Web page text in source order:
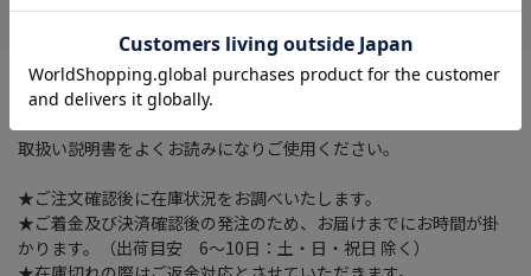
スポーツ測定、睡眠、ストレス計測など各種健康モニタリングま
で幅広く対応するエントリーモデル。
取扱い説明書をよくお読みになりご使用ください。
★ご注文確認後に在庫状況をお調べいたします。
★ご着金及び決済確認後の発注のため、お届けまでにお時間が掛
かります。（出荷目安 6～10日：土・日・祝日 除く）